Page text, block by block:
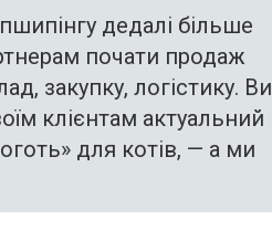
дедалі більше
почати продаж
закупку, логістику. Ви
клієнтам актуальний
для котів, — а ми